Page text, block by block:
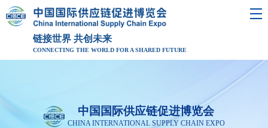
链接世界 共创未来
CONNECTING THE WORLD FOR A SHARED FUTURE
中国国际供应链促进博览会
CHINA INTERNATIONAL SUPPLY CHAIN EXPO